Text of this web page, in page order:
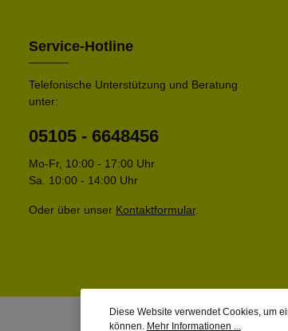
Service-Hotline
Telefonische Unterstützung und Beratung
unter:
05105 - 6648456
Mo-Fr, 10:00 - 17:00 Uhr
Sa. 10:00 - 14:00 Uhr
Oder über unser Kontaktformular.
Diese Website verwendet Cookies, um
können. Mehr Informationen ...